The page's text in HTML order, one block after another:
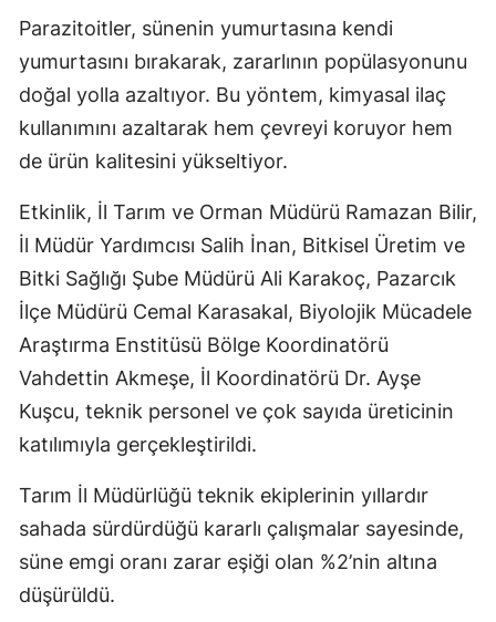
Parazitoitler, sünenin yumurtasına kendi
yumurtasını bırakarak, zararlının popülasyonunu
doğal yolla azaltıyor. Bu yöntem, kimyasal ilaç
kullanımını azaltarak hem çevreyi koruyor hem
de ürün kalitesini yükseltiyor.
Etkinlik, İl Tarım ve Orman Müdürü Ramazan Bilir,
İl Müdür Yardımcısı Salih İnan, Bitkisel Üretim ve
Bitki Sağlığı Şube Müdürü Ali Karakoç, Pazarcık
İlçe Müdürü Cemal Karasakal, Biyolojik Mücadele
Araştırma Enstitüsü Bölge Koordinatörü
Vahdettin Akmeşe, İl Koordinatörü Dr. Ayşe
Kuşcu, teknik personel ve çok sayıda üreticinin
katılımıyla gerçekleştirildi.
Tarım İl Müdürlüğü teknik ekiplerinin yıllardır
sahada sürdürdüğü kararlı çalışmalar sayesinde,
süne emgi oranı zarar eşiği olan %2’nin altına
düşürüldü.